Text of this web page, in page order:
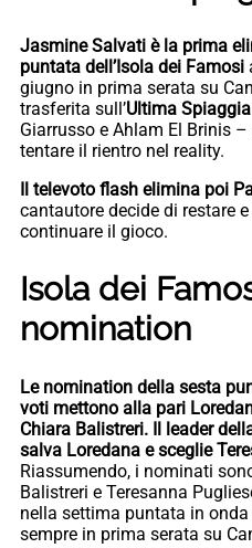
Jasmine Salvati è la prima
puntata dell’Isola dei Famosi
giugno in prima serata su
trasferita sull’Ultima Spiaggia
Giarrusso e Ahlam El Brinis
tentare il rientro nel reality.
Il televoto flash elimina poi
cantautore decide di restare
continuare il gioco.
Isola dei
nomination
Le nomination della sesta
voti mettono alla pari
Chiara Balistreri. Il leader
salva Loredana e sceglie
Riassumendo, i nominati
Balistreri e Teresanna
nella settima puntata in
sempre in prima serata su